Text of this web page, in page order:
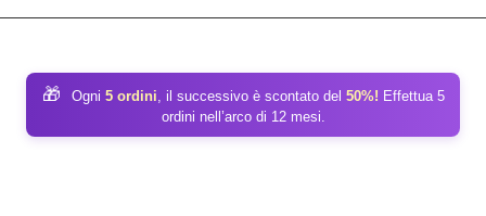
🎁 Ogni 5 ordini, il successivo è scontato del 50%! Effettua 5
ordini nell’arco di 12 mesi.